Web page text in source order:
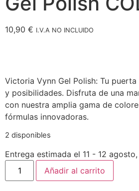
10,90 € I.V.A NO INCLUIDO
Victoria Vynn Gel Polish: Tu
y posibilidades. Disfruta de una
con nuestra amplia gama de
fórmulas innovadoras.
2 disponibles
Entrega estimada el 11 - 12
Añadir al carrito